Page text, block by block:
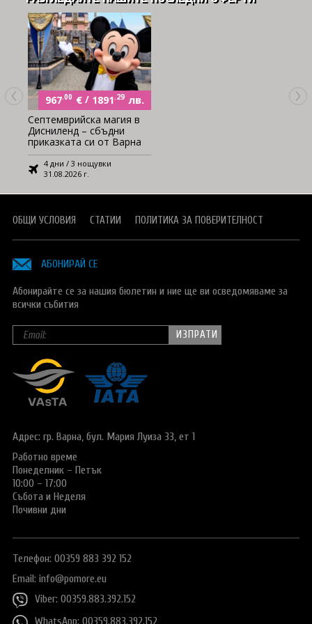
967.00 €/ 1891.29 лв.
Септемврийска магия в
Дисниленд – сбъдни
приказката си от Варна
4 дни / 3 нощувки
31.08.2026 г.
ОБЩИ УСЛОВИЯ СТАТИИ ПОЛИТИКА ЗА ПОВЕРИТЕЛНОСТ
АБОНИРАЙ СЕ
Абонирайте се за нашия бюлетин и ние ще ви осведомяваме за
всички събития
Адрес: гр. Варна, бул. Мария Луиза 33, ет 1
Работно време
Понеделник – Петък
10:00 – 17:00
Събота и Неделя
Почивни дни
Телефон: 00359 883 392 152
Email: info@pomore.eu
Viber: 00359.883.392.152
WhatsApp: 00359.883.392.152